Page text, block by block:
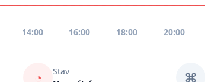
14:00 16:00 18:00 20:00
◔
Stav
⌘